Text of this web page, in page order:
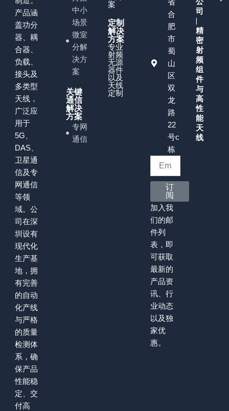
产品涵
盖功分
器、耦
合器、
负载、
接头及
多类型
天线，
广泛应
用于
5G、
DAS、
卫星通
信及专
网通信
等领
域。公
司在深
圳设有
现代化
生产基
地，拥
有完善
的自动
化产线
与严格
的质量
检测体
系，确
保产品
性能稳
定、交
付高
中小
场景
微室
分解
决方
案
关键
通信
解决
方案
专网
通信
案
定制
解决
方案
专业
射频
无源
器件
以及
天线
定制
合
肥
市
蜀
山
区
双
龙
路
22
号c
栋
订
阅
加入我
们的邮
件列
表，即
可获取
最新的
产品资
讯、行
业动态
以及独
家优
惠。
司
精
密
射
频
组
件
与
高
性
能
天
线